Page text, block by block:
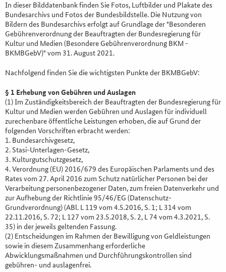
In dieser Bilddatenbank finden Sie Fotos, Luftbilder und Plakate des
Bundesarchivs und Fotos der Bundesbildstelle. Die Nutzung von
Bildern des Bundesarchivs erfolgt auf Grundlage der "Besonderen
Gebührenverordnung der Beauftragten der Bundesregierung für
Kultur und Medien (Besondere Gebührenverordnung BKM -
BKMBGebV)" vom 31. August 2021.
Nachfolgend finden Sie die wichtigsten Punkte der BKMBGebV:
§ 1 Erhebung von Gebühren und Auslagen
(1) Im Zuständigkeitsbereich der Beauftragten der Bundesregierung für
Kultur und Medien werden Gebühren und Auslagen für individuell
zurechenbare öffentliche Leistungen erhoben, die auf Grund der
folgenden Vorschriften erbracht werden:
1. Bundesarchivgesetz,
2. Stasi-Unterlagen-Gesetz,
3. Kulturgutschutzgesetz,
4. Verordnung (EU) 2016/679 des Europäischen Parlaments und des
Rates vom 27. April 2016 zum Schutz natürlicher Personen bei der
Verarbeitung personenbezogener Daten, zum freien Datenverkehr und
zur Aufhebung der Richtlinie 95/46/EG (Datenschutz-
Grundverordnung) (ABl. L 119 vom 4.5.2016, S. 1; L 314 vom
22.11.2016, S. 72; L 127 vom 23.5.2018, S. 2, L 74 vom 4.3.2021, S.
35) in der jeweils geltenden Fassung.
(2) Entscheidungen im Rahmen der Bewilligung von Geldleistungen
sowie in diesem Zusammenhang erforderliche
Abwicklungsmaßnahmen und Durchführungskontrollen sind
gebühren- und auslagenfrei.